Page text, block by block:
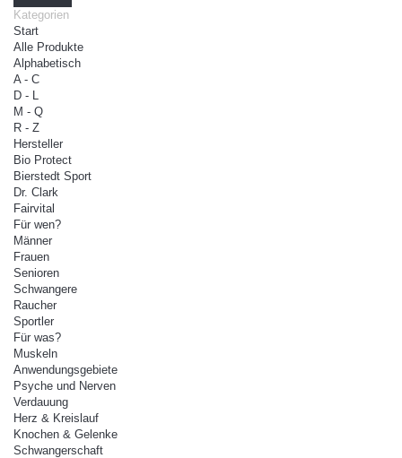
Kategorien
Start
Alle Produkte
Alphabetisch
A - C
D - L
M - Q
R - Z
Hersteller
Bio Protect
Bierstedt Sport
Dr. Clark
Fairvital
Für wen?
Männer
Frauen
Senioren
Schwangere
Raucher
Sportler
Für was?
Muskeln
Anwendungsgebiete
Psyche und Nerven
Verdauung
Herz & Kreislauf
Knochen & Gelenke
Schwangerschaft